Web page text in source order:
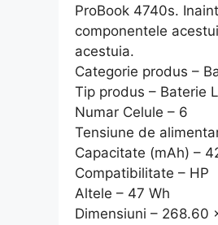
ProBook 4740s.
componentele
acestuia.
Categorie produs –
Tip produs – Baterie
Numar Celule – 6
Tensiune de
Capacitate (mAh) –
Compatibilitate – HP
Altele – 47 Wh
Dimensiuni –